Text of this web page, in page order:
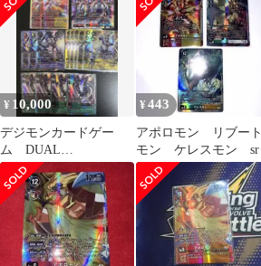
¥ 10,000
デジモンカードゲー
ム DUAL
REVOLUTIONまとめ売
り パラレル含
¥443
アポロモン リブート
モン ケレスモン sr